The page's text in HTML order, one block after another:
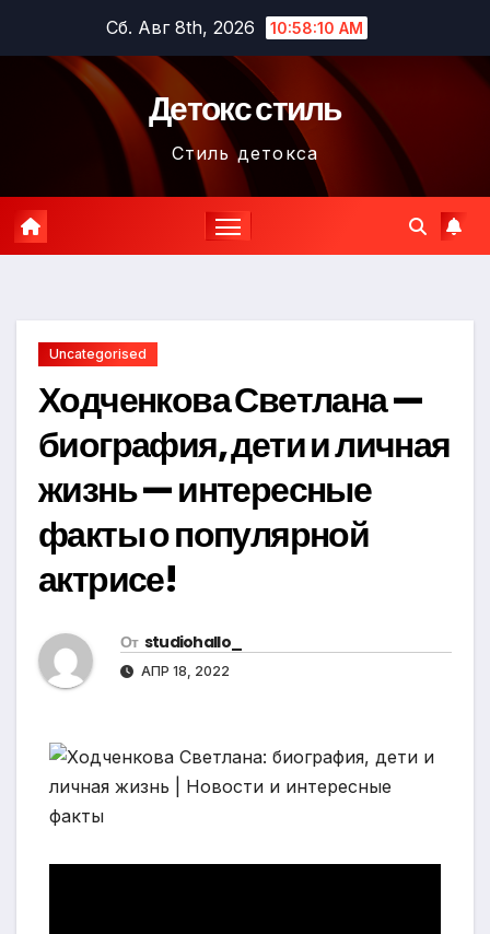
содержимому
Сб. Авг 8th, 2026 10:58:11 AM
Детокс стиль
Стиль детокса
Uncategorised
Ходченкова Светлана —
биография, дети и личная
жизнь — интересные
факты о популярной
актрисе!
От studiohallo_
АПР 18, 2022